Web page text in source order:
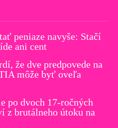
peniaze navyše: Stačí
ani cent
že dve predpovede na
môže byť oveľa
po dvoch 17-ročných
z brutálneho útoku na